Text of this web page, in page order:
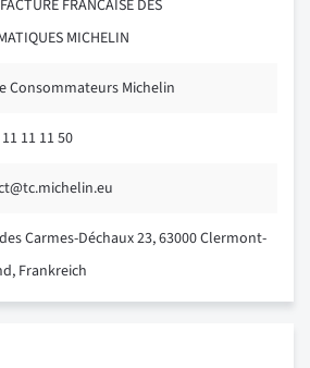
FRANCAISE DES
MICHELIN
Consommateurs Michelin
11 11 50
Carmes-Déchaux 23, 63000 Clermont-
Frankreich